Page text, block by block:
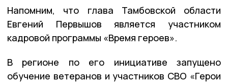
Напомним, что глава Тамбовской области
Евгений Первышов является участником
кадровой программы «Время героев».
В регионе по его инициативе запущено
обучение ветеранов и участников СВО «Герои